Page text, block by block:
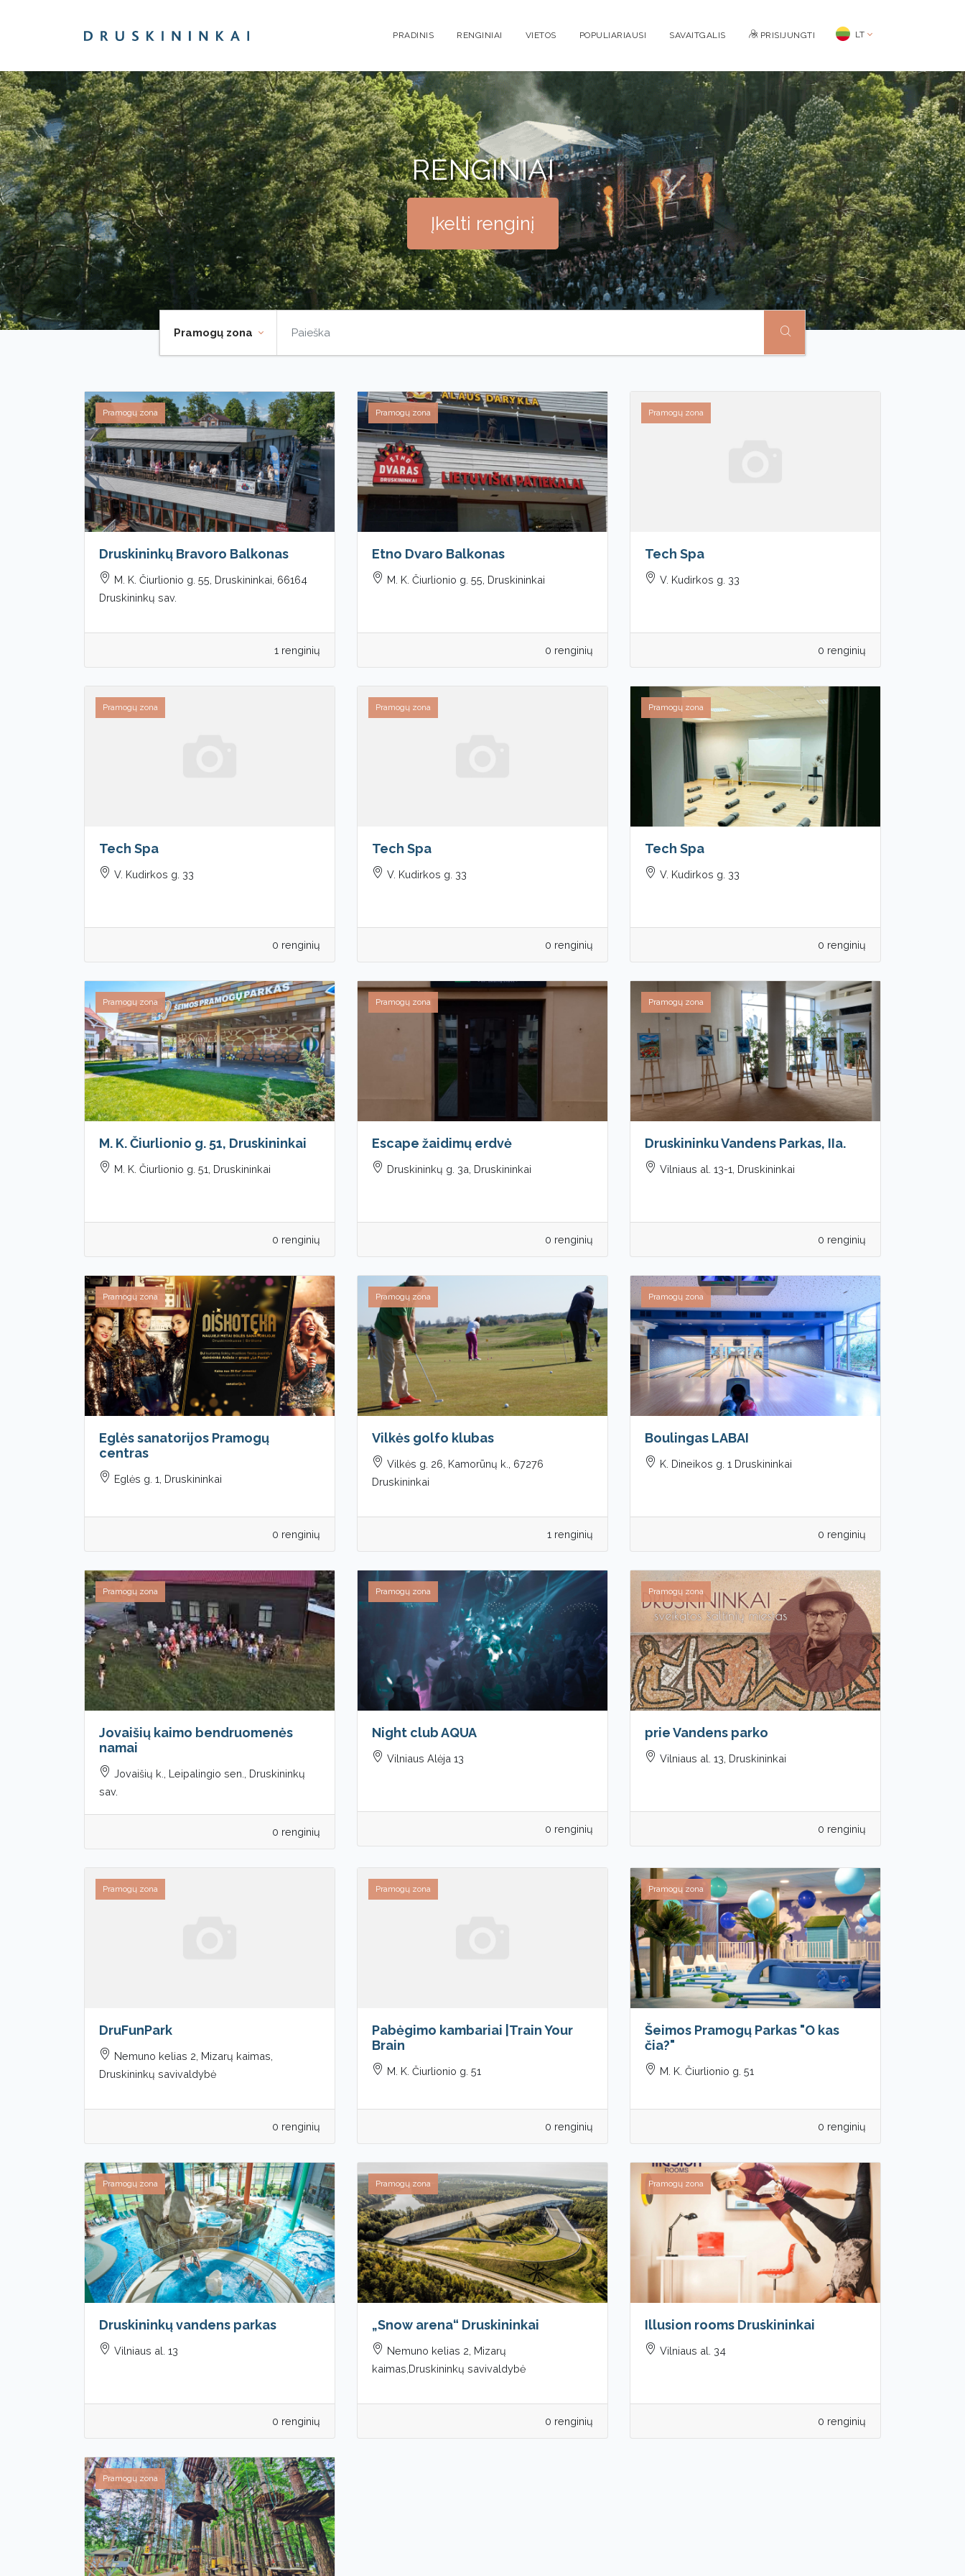
PRADINIS RENGINIAI VIETOS POPULIARIAUSI SAVAITGALIS PRISIJUNGTI LT
RENGINIAI
Įkelti renginį
Pramogų zona
Pramogų zona
Druskininkų Bravoro Balkonas
M. K. Čiurlionio g. 55, Druskininkai, 66164
Druskininkų sav.
1 renginių
Pramogų zona
Etno Dvaro Balkonas
M. K. Čiurlionio g. 55, Druskininkai
0 renginių
Pramogų zona
Tech Spa
V. Kudirkos g. 33
0 renginių
Pramogų zona
Tech Spa
V. Kudirkos g. 33
0 renginių
Pramogų zona
Tech Spa
V. Kudirkos g. 33
0 renginių
Pramogų zona
Tech Spa
V. Kudirkos g. 33
0 renginių
Pramogų zona
M. K. Čiurlionio g. 51, Druskininkai
M. K. Čiurlionio g. 51, Druskininkai
0 renginių
Pramogų zona
Escape žaidimų erdvė
Druskininkų g. 3a, Druskininkai
0 renginių
Pramogų zona
Druskininku Vandens Parkas, IIa.
Vilniaus al. 13-1, Druskininkai
0 renginių
Pramogų zona
Eglės sanatorijos Pramogų
centras
Eglės g. 1, Druskininkai
0 renginių
Pramogų zona
Vilkės golfo klubas
Vilkės g. 26, Kamorūnų k., 67276
Druskininkai
1 renginių
Pramogų zona
Boulingas LABAI
K. Dineikos g. 1 Druskininkai
0 renginių
Pramogų zona
Jovaišių kaimo bendruomenės
namai
Jovaišių k., Leipalingio sen., Druskininkų
sav.
0 renginių
Pramogų zona
Night club AQUA
Vilniaus Alėja 13
0 renginių
Pramogų zona
prie Vandens parko
Vilniaus al. 13, Druskininkai
0 renginių
Pramogų zona
DruFunPark
Nemuno kelias 2, Mizarų kaimas,
Druskininkų savivaldybė
0 renginių
Pramogų zona
Pabėgimo kambariai |Train Your
Brain
M. K. Čiurlionio g. 51
0 renginių
Pramogų zona
Šeimos Pramogų Parkas "O kas
čia?"
M. K. Čiurlionio g. 51
0 renginių
Pramogų zona
Druskininkų vandens parkas
Vilniaus al. 13
0 renginių
Pramogų zona
„Snow arena“ Druskininkai
Nemuno kelias 2, Mizarų
kaimas,Druskininkų savivaldybė
0 renginių
Pramogų zona
Illusion rooms Druskininkai
Vilniaus al. 34
0 renginių
Pramogų zona